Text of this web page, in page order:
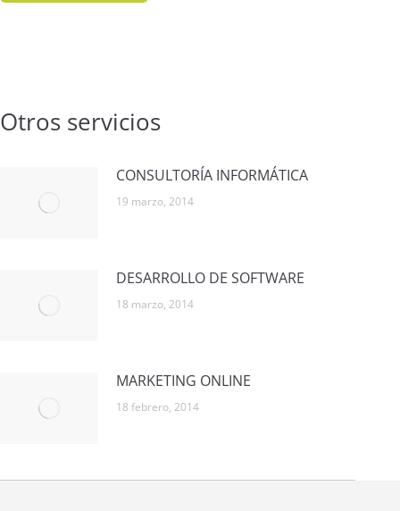
Otros servicios
CONSULTORÍA INFORMÁTICA
19 marzo, 2014
DESARROLLO DE SOFTWARE
18 marzo, 2014
MARKETING ONLINE
18 febrero, 2014